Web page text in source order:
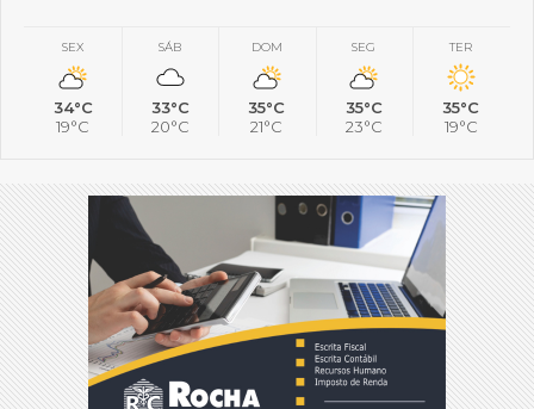
SEX
34°C
19°C
SÁB
33°C
20°C
DOM
35°C
21°C
SEG
35°C
23°C
TER
35°C
19°C